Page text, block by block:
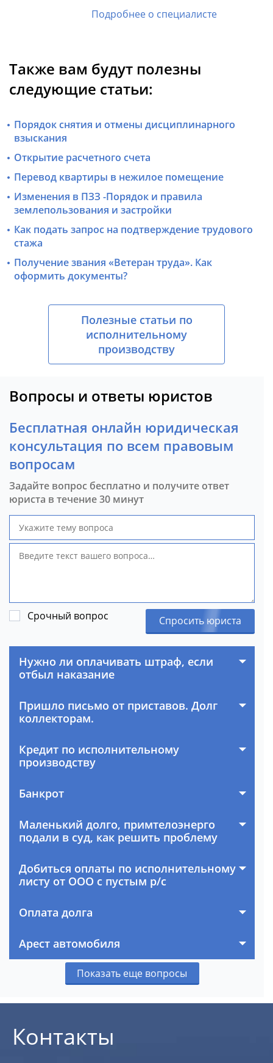
Подробнее о специалисте
Также вам будут полезны
следующие статьи:
Порядок снятия и отмены дисциплинарного
взыскания
Открытие расчетного счета
Перевод квартиры в нежилое помещение
Изменения в ПЗЗ -Порядок и правила
землепользования и застройки
Как подать запрос на подтверждение трудового
стажа
Получение звания «Ветеран труда». Как
оформить документы?
Полезные статьи по
исполнительному
производству
Вопросы и ответы юристов
Бесплатная онлайн юридическая
консультация по всем правовым
вопросам
Задайте вопрос бесплатно и получите ответ
юриста в течение 30 минут
Срочный вопрос Спросить юриста
Нужно ли оплачивать штраф, если
отбыл наказание
Пришло письмо от приставов. Долг
коллекторам.
Кредит по исполнительному
производству
Банкрот
Маленький долго, примтелоэнерго
подали в суд, как решить проблему
Добиться оплаты по исполнительному
листу от ООО с пустым р/с
Оплата долга
Арест автомобиля
Показать еще вопросы
Контакты